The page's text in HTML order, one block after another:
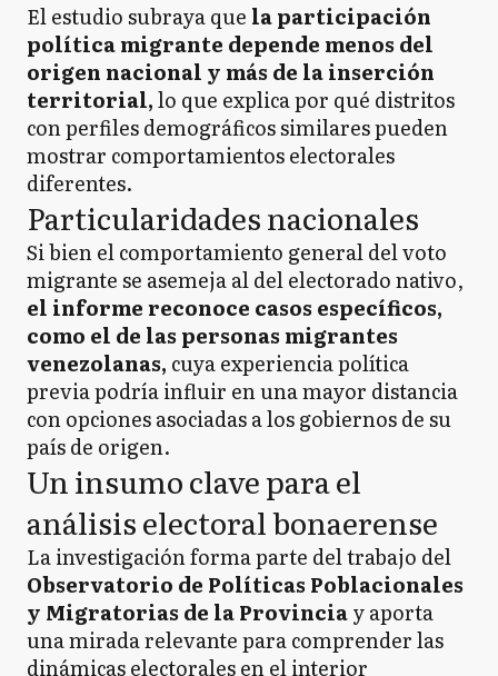
El estudio subraya que la participación
política migrante depende menos del
origen nacional y más de la inserción
territorial,lo que explica por qué distritos
con perfiles demográficos similares pueden
mostrar comportamientos electorales
diferentes.
Particularidades nacionales
Si bien el comportamiento general del voto
migrante se asemeja al del electorado nativo,
el informe reconoce casos específicos,
como el de las personas migrantes
venezolanas, cuya experiencia política
previa podría influir en una mayor distancia
con opciones asociadas a los gobiernos de su
país de origen.
Un insumo clave para el
análisis electoral bonaerense
La investigación forma parte del trabajo del
Observatorio de Políticas Poblacionales
y Migratorias de la Provinciay aporta
una mirada relevante para comprender las
dinámicas electorales en el interior